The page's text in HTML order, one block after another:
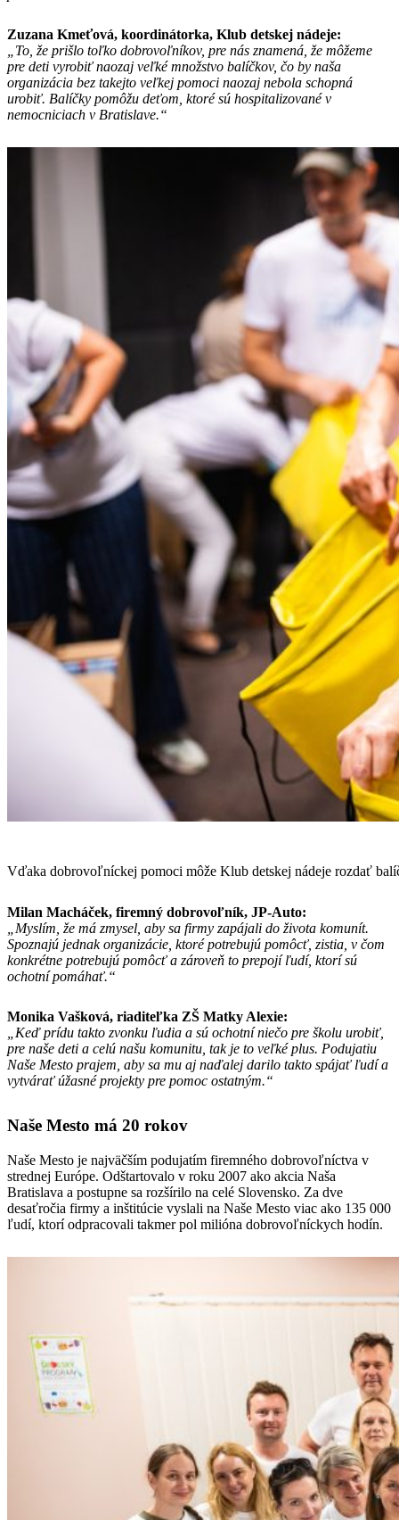
Zuzana Kmeťová, koordinátorka, Klub detskej nádeje:
„To, že prišlo toľko dobrovoľníkov, pre nás znamená, že môžeme
pre deti vyrobiť naozaj veľké množstvo balíčkov, čo by naša
organizácia bez takejto veľkej pomoci naozaj nebola schopná
urobiť. Balíčky pomôžu deťom, ktoré sú hospitalizované v
nemocniciach v Bratislave.“
Vďaka dobrovoľníckej pomoci môže Klub detskej nádeje rozdať
Milan Macháček, firemný dobrovoľník, JP-Auto:
„Myslím, že má zmysel, aby sa firmy zapájali do života komunít.
Spoznajú jednak organizácie, ktoré potrebujú pomôcť, zistia, v čom
konkrétne potrebujú pomôcť a zároveň to prepojí ľudí, ktorí sú
ochotní pomáhať.“
Monika Vašková, riaditeľka ZŠ Matky Alexie:
„Keď prídu takto zvonku ľudia a sú ochotní niečo pre školu urobiť,
pre naše deti a celú našu komunitu, tak je to veľké plus. Podujatiu
Naše Mesto prajem, aby sa mu aj naďalej darilo takto spájať ľudí a
vytvárať úžasné projekty pre pomoc ostatným.“
Naše Mesto má 20 rokov
Naše Mesto je najväčším podujatím firemného dobrovoľníctva v
strednej Európe. Odštartovalo v roku 2007 ako akcia Naša
Bratislava a postupne sa rozšírilo na celé Slovensko. Za dve
desaťročia firmy a inštitúcie vyslali na Naše Mesto viac ako 135 000
ľudí, ktorí odpracovali takmer pol milióna dobrovoľníckych hodín.